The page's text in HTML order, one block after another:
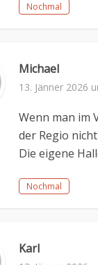
Nochmal
Michael
13. Jänner 2026
Wenn man im
der Regio
Die eigene
Nochmal
Karl